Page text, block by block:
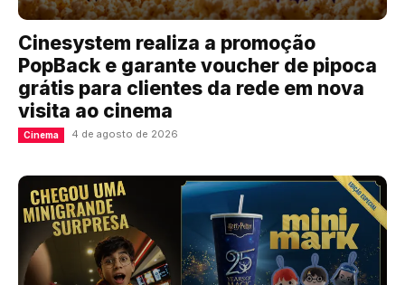
Cinesystem realiza a promoção
PopBack e garante voucher de pipoca
grátis para clientes da rede em nova
visita ao cinema
Cinema 4 de agosto de 2026